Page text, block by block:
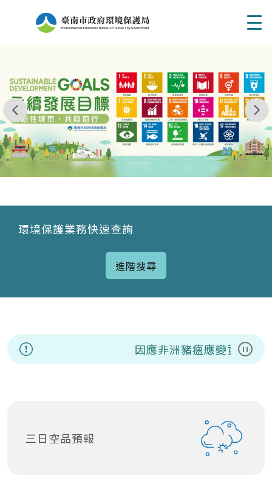
環境保護業務快速查詢
進階搜尋
暫停
因應非洲豬瘟應變資訊專區
三日空品預報